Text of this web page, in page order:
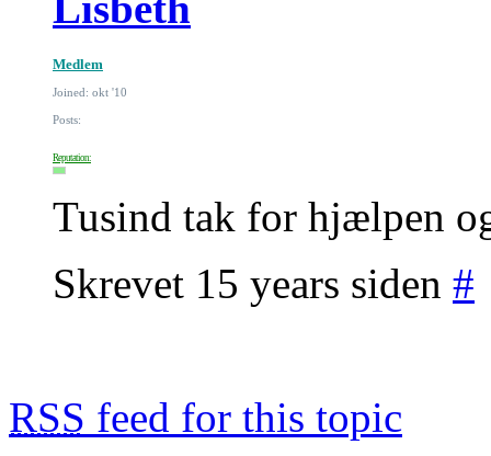
Medlem
Joined: okt '10
Posts:
Reputation:
Tusind tak for hjælpen
Skrevet 15 years siden #
RSS feed for this topic